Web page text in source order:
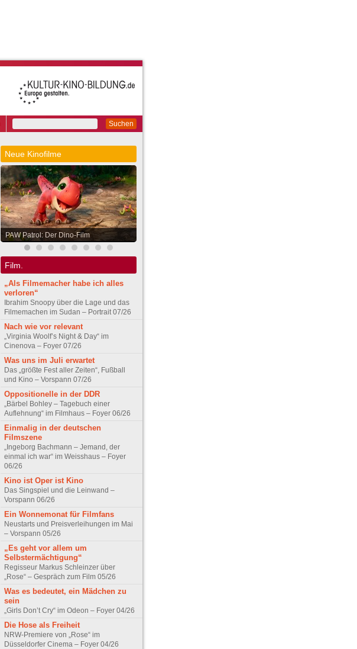
Suchen
Neue Kinofilme
PAW Patrol: Der Dino-Film
Film.
„Als Filmemacher habe ich alles
verloren“
Ibrahim Snoopy über die Lage und das
Filmemachen im Sudan – Portrait 07/26
Nach wie vor relevant
„Virginia Woolf’s Night & Day“ im
Cinenova – Foyer 07/26
Was uns im Juli erwartet
Das „größte Fest aller Zeiten“, Fußball
und Kino – Vorspann 07/26
Oppositionelle in der DDR
„Bärbel Bohley – Tagebuch einer
Auflehnung“ im Filmhaus – Foyer 06/26
Einmalig in der deutschen
Filmszene
„Ingeborg Bachmann – Jemand, der
einmal ich war“ im Weisshaus – Foyer
06/26
Kino ist Oper ist Kino
Das Singspiel und die Leinwand –
Vorspann 06/26
Ein Wonnemonat für Filmfans
Neustarts und Preisverleihungen im Mai
– Vorspann 05/26
„Es geht vor allem um
Selbstermächtigung“
Regisseur Markus Schleinzer über
„Rose“ – Gespräch zum Film 05/26
Was es bedeutet, ein Mädchen zu
sein
„Girls Don’t Cry“ im Odeon – Foyer 04/26
Die Hose als Freiheit
NRW-Premiere von „Rose“ im
Düsseldorfer Cinema – Foyer 04/26